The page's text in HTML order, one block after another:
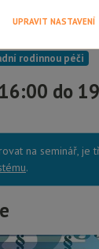
rodinnou péči
do
na seminář, je
.
UPRAVIT NASTAVENÍ